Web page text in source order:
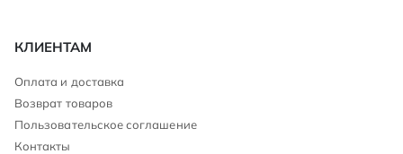
КЛИЕНТАМ
Оплата и доставка
Возврат товаров
Пользовательское соглашение
Контакты